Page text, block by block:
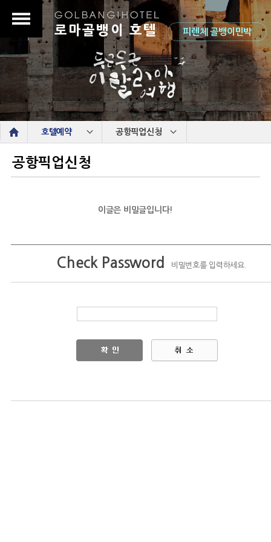
로마골뱅이 호텔 피렌체 골뱅이민박
호텔예약 공항픽업신청
공항픽업신청
이글은 비밀글입니다!
Check Password 비밀번호를 입력하세요.